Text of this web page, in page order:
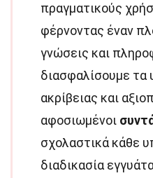
πραγματικούς
φέρνοντας έναν
γνώσεις και
διασφαλίσουμε τα
ακρίβειας και
αφοσιωμένοι
σχολαστικά κάθε
διαδικασία